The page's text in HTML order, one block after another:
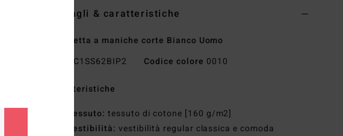
Dettagli & caratteristiche
Maglietta a maniche corte Bianco Uomo
C1SS62BIP2 Codice colore 0010
Caratteristiche
Tessuto: tessuto di cotone [160 g/m2]
Vestibilità: vestibilità regular classica e comoda